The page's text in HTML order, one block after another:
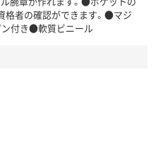
格者の確認ができます。●マジ
ン付き●軟質ビニール